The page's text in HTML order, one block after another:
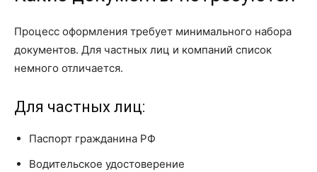
Процесс оформления требует минимального набора
документов. Для частных лиц и компаний список
немного отличается.
Для частных лиц:
Паспорт гражданина РФ
Водительское удостоверение